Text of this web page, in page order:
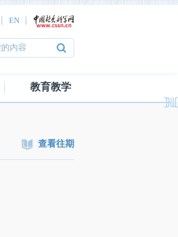
EN
教育教学
查看往期